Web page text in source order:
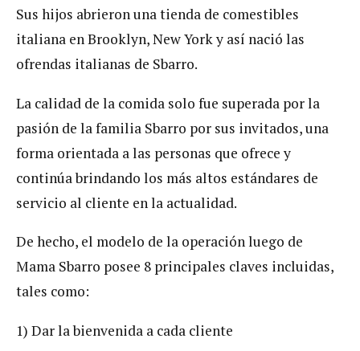
Sus hijos abrieron una tienda de comestibles
italiana en Brooklyn, New York y así nació las
ofrendas italianas de Sbarro.
La calidad de la comida solo fue superada por la
pasión de la familia Sbarro por sus invitados, una
forma orientada a las personas que ofrece y
continúa brindando los más altos estándares de
servicio al cliente en la actualidad.
De hecho, el modelo de la operación luego de
Mama Sbarro posee 8 principales claves incluidas,
tales como:
1) Dar la bienvenida a cada cliente